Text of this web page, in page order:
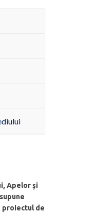
Apelor şi
proiectul de